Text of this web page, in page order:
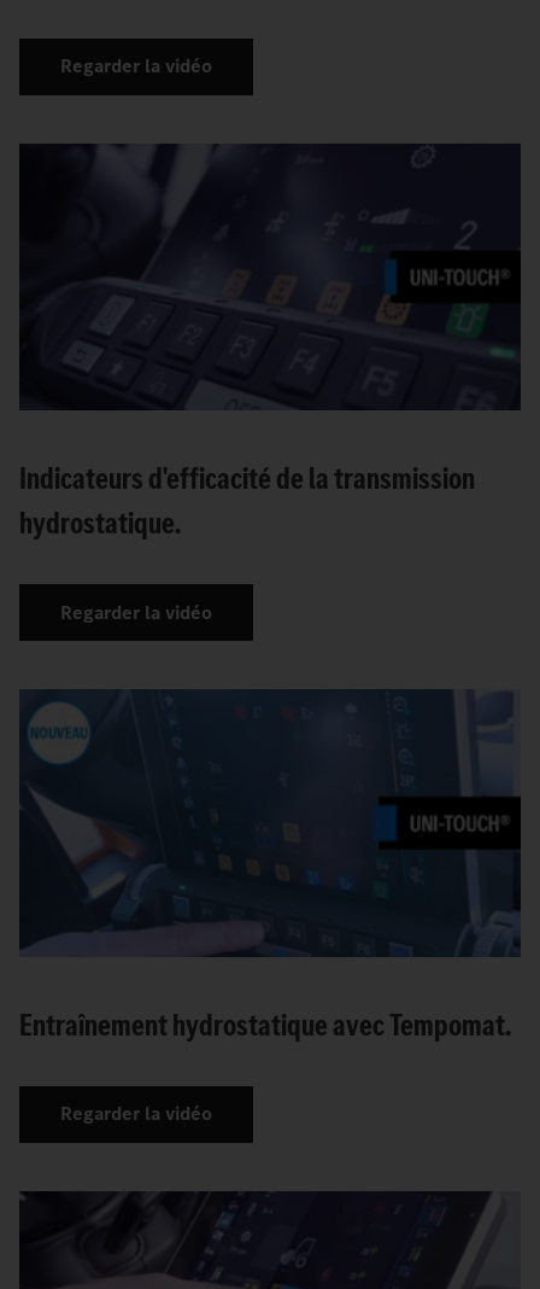
Regarder la vidéo
Indicateurs d'efficacité de la transmission
hydrostatique.
Regarder la vidéo
Entraînement hydrostatique avec Tempomat.
Regarder la vidéo